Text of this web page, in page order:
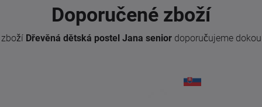
Doporučené zboží
zboží Dřevěná dětská postel Jana senior doporučujeme